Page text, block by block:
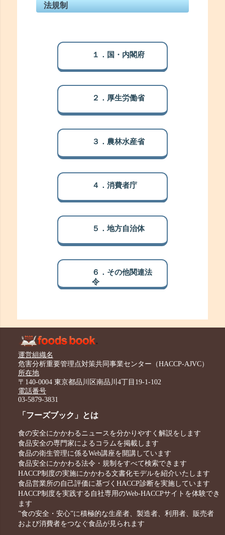
法規制
１．国・内閣府
２．厚生労働省
３．農林水産省
４．消費者庁
５．地方自治体
６．その他関連法
令
運営組織名
危害分析重要管理点対策共同事業センター（HACCP-AJVC）
所在地
〒140-0004 東京都品川区南品川4丁目19-1-102
電話番号
03-5879-3831
「フーズブック」とは
食の安全にかかわるニュースを分かりやすく解説をします
食品安全の専門家によるコラムを掲載します
食品の衛生管理に係るWeb講座を開講しています
食品安全にかかわる法令・規制をすべて検索できます
HACCP制度の実施にかかわる文書化モデルを紹介いたします
食品営業所の自己評価に基づくHACCP診断を実施しています
HACCP制度を実践する自社専用のWeb-HACCPサイトを体験でき
ます
”食の安全・安心”に積極的な生産者、製造者、利用者、販売者
および消費者をつなぐ食品が見られます